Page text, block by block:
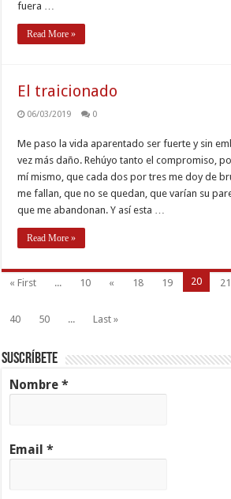
fuera …
Read More »
El traicionado
06/03/2019 0
Me paso la vida aparentado ser fuerte y sin
vez más daño. Rehúyo tanto el compromiso,
mí mismo, que cada dos por tres me doy de
me fallan, que no se quedan, que varían su
que me abandonan. Y así esta …
Read More »
« First ... 10 « 18 19 20 21
40
50 ... Last »
Suscríbete
Nombre*
Email*